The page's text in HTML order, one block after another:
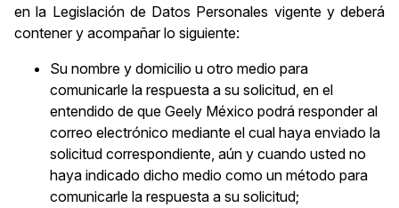
en la Legislación de Datos Personales vigente y deberá
contener y acompañar lo siguiente:
Su nombre y domicilio u otro medio para
comunicarle la respuesta a su solicitud, en el
entendido de que Geely México podrá responder al
correo electrónico mediante el cual haya enviado la
solicitud correspondiente, aún y cuando usted no
haya indicado dicho medio como un método para
comunicarle la respuesta a su solicitud;